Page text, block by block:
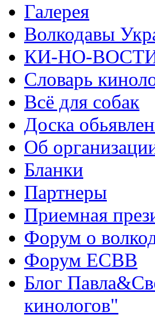
Галерея
Волкодавы
КИ-НО-
Словарь
Всё для собак
Доска
Об
Бланки
Партнеры
Приемная
Форум о
Форум ЕСВВ
Блог
кинологов"